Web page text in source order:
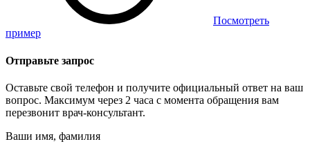
Посмотреть
пример
Отправьте запрос
Оставьте свой телефон и получите официальный ответ на ваш
вопрос. Максимум через 2 часа с момента обращения вам
перезвонит врач-консультант.
Ваши имя, фамилия